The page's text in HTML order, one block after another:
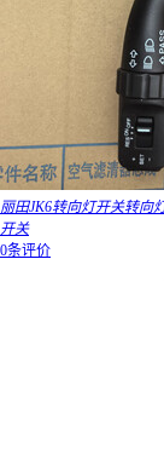
丽田JK6转向灯开关转向
开关
0条评价